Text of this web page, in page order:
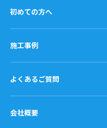
初めての方へ
施工事例
よくあるご質問
会社概要